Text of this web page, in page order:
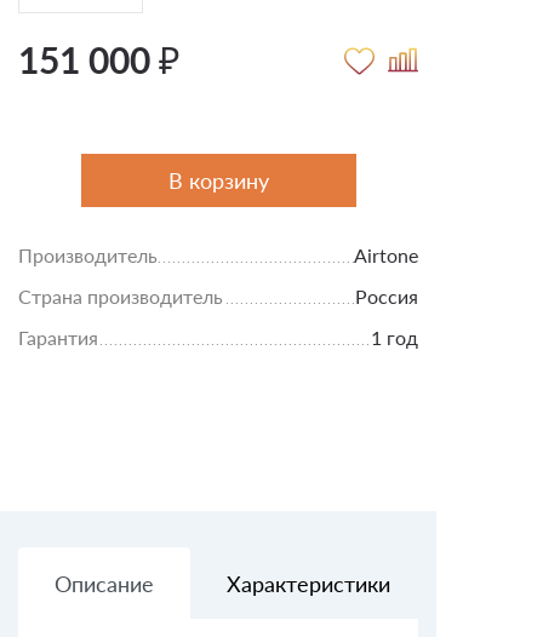
151 000 ₽
В корзину
Производитель
Airtone
Страна производитель
Россия
Гарантия
1 год
Описание Характеристики